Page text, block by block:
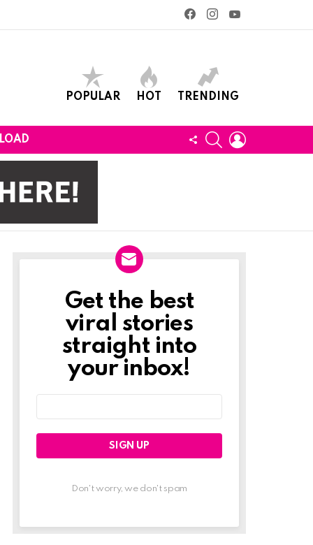
facebookinstagram
POPULAR HOT TRENDING
FOLLOWSEARCH
Newslett
Get the best
viral stories
straight into
your inbox!
Don't worry, we don't spam